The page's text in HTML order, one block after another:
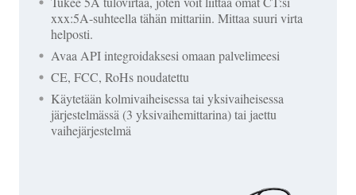
xxx:5A-suhteella tähän mittariin. Mittaa suuri virta
helposti.
Avaa API integroidaksesi omaan palvelimeesi
CE, FCC, RoHs noudatettu
Käytetään kolmivaiheisessa tai yksivaiheisessa
järjestelmässä (3 yksivaihemittarina) tai jaettu
vaihejärjestelmä